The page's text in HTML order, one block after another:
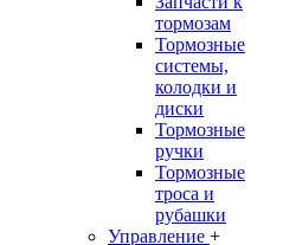
тормозам
Тормозные
системы,
колодки и
диски
Тормозные
ручки
Тормозные
троса и
рубашки
Управление +